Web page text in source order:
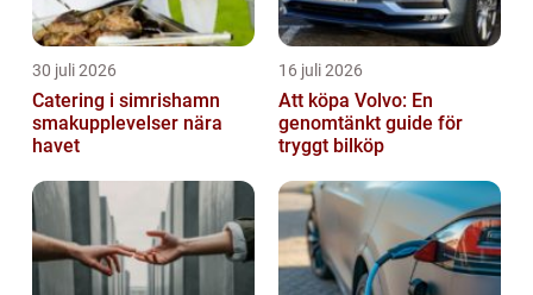
30 juli 2026
Catering i simrishamn
smakupplevelser nära
havet
16 juli 2026
Att köpa Volvo: En
genomtänkt guide för
tryggt bilköp